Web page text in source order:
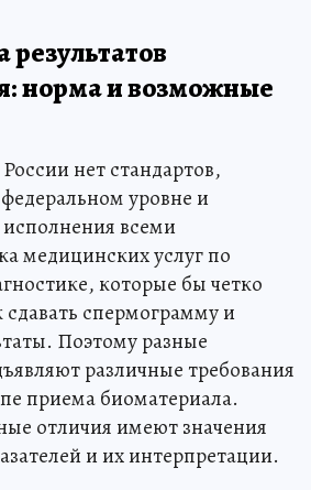
норма и возможные
нет стандартов,
уровне и
всеми
медицинских услуг по
которые бы четко
спермограмму и
Поэтому разные
различные требования
приема биоматериала.
отличия имеют значения
и их интерпретации.